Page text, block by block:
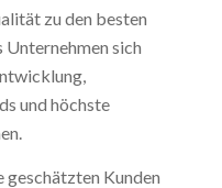
zu den besten
Unternehmen sich
und höchste
geschätzten Kunden